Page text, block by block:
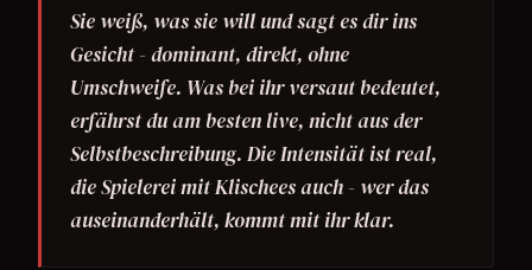
Sie weiß, was sie will und sagt es dir ins
Gesicht - dominant, direkt, ohne
Umschweife. Was bei ihr versaut bedeutet,
erfährst du am besten live, nicht aus der
Selbstbeschreibung. Die Intensität ist real,
die Spielerei mit Klischees auch - wer das
auseinanderhält, kommt mit ihr klar.